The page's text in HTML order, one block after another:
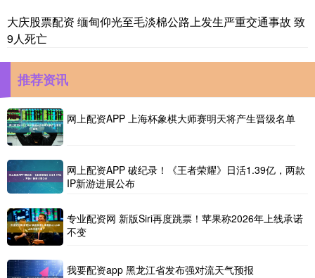
大庆股票配资 缅甸仰光至毛淡棉公路上发生严重交通事故 致
9人死亡
推荐资讯
网上配资APP 上海杯象棋大师赛明天将产生晋级名单
网上配资APP 破纪录！《王者荣耀》日活1.39亿，两款
IP新游进展公布
专业配资网 新版Siri再度跳票！苹果称2026年上线承诺
不变
我要配资app 黑龙江省发布强对流天气预报